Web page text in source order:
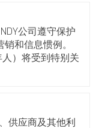
公司遵守保护
和信息惯例。
）将受到特别关
供应商及其他利